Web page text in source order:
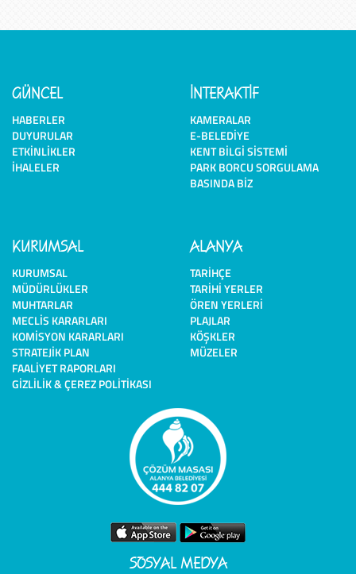
GÜNCEL
HABERLER
DUYURULAR
ETKINLIKLER
İHALELER
İNTERAKTİF
KAMERALAR
E-BELEDIYE
KENT BILGI SISTEMI
PARK BORCU SORGULAMA
BASINDA BIZ
KURUMSAL
KURUMSAL
MÜDÜRLÜKLER
MUHTARLAR
MECLIS KARARLARI
KOMISYON KARARLARI
STRATEJIK PLAN
FAALIYET RAPORLARI
GIZLILIK & ÇEREZ POLITIKASI
ALANYA
TARIHÇE
TARIHI YERLER
ÖREN YERLERI
PLAJLAR
KÖŞKLER
MÜZELER
SOSYAL MEDYA